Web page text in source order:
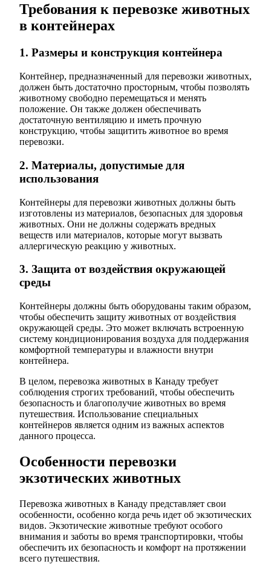
Требования к перевозке животных
в контейнерах
1. Размеры и конструкция контейнера
Контейнер, предназначенный для перевозки животных,
должен быть достаточно просторным, чтобы позволять
животному свободно перемещаться и менять
положение. Он также должен обеспечивать
достаточную вентиляцию и иметь прочную
конструкцию, чтобы защитить животное во время
перевозки.
2. Материалы, допустимые для
использования
Контейнеры для перевозки животных должны быть
изготовлены из материалов, безопасных для здоровья
животных. Они не должны содержать вредных
веществ или материалов, которые могут вызвать
аллергическую реакцию у животных.
3. Защита от воздействия окружающей
среды
Контейнеры должны быть оборудованы таким образом,
чтобы обеспечить защиту животных от воздействия
окружающей среды. Это может включать встроенную
систему кондиционирования воздуха для поддержания
комфортной температуры и влажности внутри
контейнера.
В целом, перевозка животных в Канаду требует
соблюдения строгих требований, чтобы обеспечить
безопасность и благополучие животных во время
путешествия. Использование специальных
контейнеров является одним из важных аспектов
данного процесса.
Особенности перевозки
экзотических животных
Перевозка животных в Канаду представляет свои
особенности, особенно когда речь идет об экзотических
видов. Экзотические животные требуют особого
внимания и заботы во время транспортировки, чтобы
обеспечить их безопасность и комфорт на протяжении
всего путешествия.